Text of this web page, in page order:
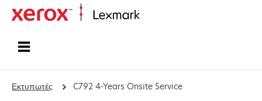
Εκτυπωτές C792 4-Years Onsite Service